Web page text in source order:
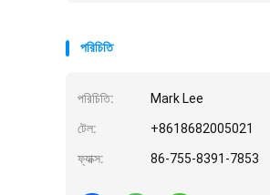
পরিচিতি
পরিচিতি: Mark Lee
টেল: +8618682005021
ফ্যাক্স: 86-755-8391-7853